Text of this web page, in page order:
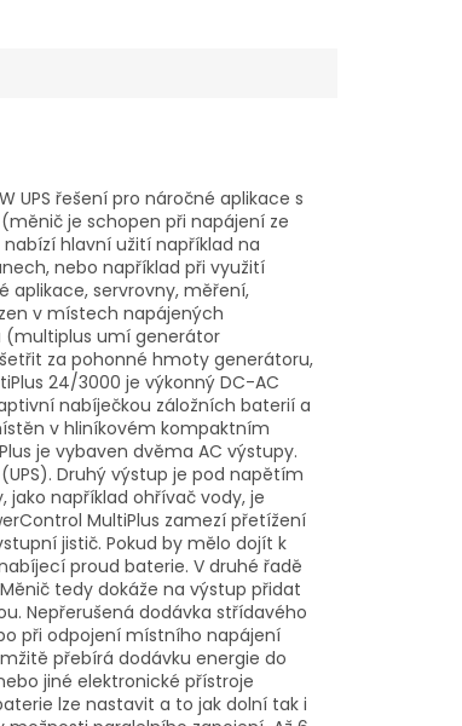
řešení pro náročné aplikace s
je schopen při napájení ze
hlavní užití například na
nebo například při využití
aplikace, servrovny, měření,
v místech napájených
(multiplus umí generátor
za pohonné hmoty generátoru,
24/3000 je výkonný DC-AC
nabíječkou záložních baterií a
v hliníkovém kompaktním
je vybaven dvěma AC výstupy.
Druhý výstup je pod napětím
jako například ohřívač vody, je
MultiPlus zamezí přetížení
jistič. Pokud by mělo dojít k
proud baterie. V druhé řadě
tedy dokáže na výstup přidat
Nepřerušená dodávka střídavého
při odpojení místního napájení
přebírá dodávku energie do
jiné elektronické přístroje
lze nastavit a to jak dolní tak i